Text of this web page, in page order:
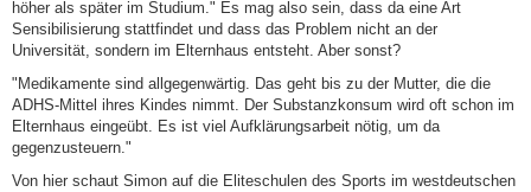
höher als später im Studium." Es mag also sein, dass da eine Art
Sensibilisierung stattfindet und dass das Problem nicht an der
Universität, sondern im Elternhaus entsteht. Aber sonst?
"Medikamente sind allgegenwärtig. Das geht bis zu der Mutter, die die
ADHS-Mittel ihres Kindes nimmt. Der Substanzkonsum wird oft schon im
Elternhaus eingeübt. Es ist viel Aufklärungsarbeit nötig, um da
gegenzusteuern."
Von hier schaut Simon auf die Eliteschulen des Sports im westdeutschen